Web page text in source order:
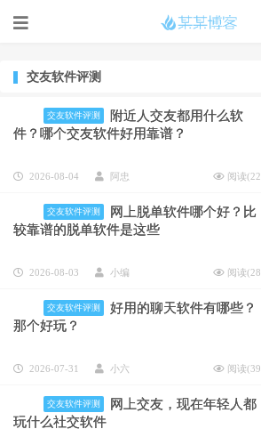
交友软件评测
交友软件评测
附近人交友都用什么软
件？哪个交友软件好用靠谱？
2026-08-04 阿忠 阅读(22
交友软件评测
网上脱单软件哪个好？比
较靠谱的脱单软件是这些​
2026-08-03 小编 阅读(28
交友软件评测
好用的聊天软件有哪些？
那个好玩？
2026-07-31 小六 阅读(39
交友软件评测
网上交友，现在年轻人都
玩什么社交软件